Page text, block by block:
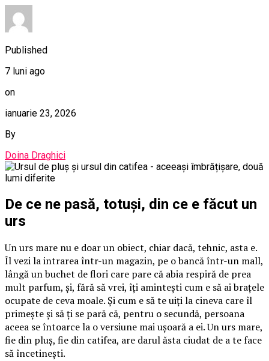
Published
7 luni ago
on
ianuarie 23, 2026
By
Doina Draghici
De ce ne pasă, totuși, din ce e făcut un
urs
Un urs mare nu e doar un obiect, chiar dacă, tehnic, asta e.
Îl vezi la intrarea într-un magazin, pe o bancă într-un mall,
lângă un buchet de flori care pare că abia respiră de prea
mult parfum, și, fără să vrei, îți amintești cum e să ai brațele
ocupate de ceva moale. Și cum e să te uiți la cineva care îl
primește și să ți se pară că, pentru o secundă, persoana
aceea se întoarce la o versiune mai ușoară a ei. Un urs mare,
fie din pluș, fie din catifea, are darul ăsta ciudat de a te face
să încetinești.